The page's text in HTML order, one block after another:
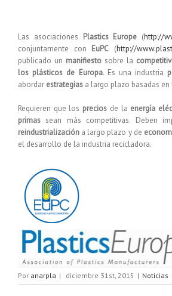
Las asociaciones Plastics Europe (http://
conjuntamente con EuPC (http://
publicado un manifiesto sobre la
los plásticos de Europa. Es una industria
abordar estrategias a largo plazo basadas en
Requieren que los precios de la energía
primas sean más competitivas. Deben
reindustrialización a largo plazo y de
el desarrollo de la industria recicladora.
Por anarpla | diciembre 31st, 2015 | Noticias